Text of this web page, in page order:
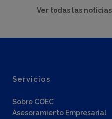
Ver todas las noticias
Servicios
Sobre COEC
Asesoramiento Empresarial